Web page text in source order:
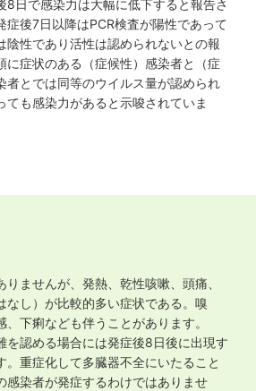
8日で感染力は大幅に低下すると報告さ
症後7日以降はPCR検査が陽性であって
陰性であり活性は認められないとの報
に症状のある（症候性）感染者と（症
者とでは同等のウイルス量が認められ
ても感染力があると示唆されていま
ませんが、発熱、乾性咳嗽、頭痛、
なし）が比較的多い症状である。嗅
下痢なども伴うことがあります。
を認める場合には発症後8日後に出現す
。重症化して多臓器不全にいたること
感染者が発症するわけではありませ